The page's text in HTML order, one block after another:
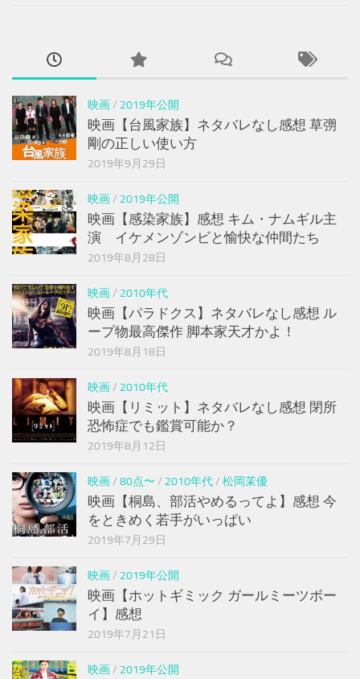
映画/ 2019年公開
映画【台風家族】ネタバレなし感想 草彅
剛の正しい使い方
2019年9月29日
映画/ 2019年公開
映画【感染家族】感想 キム・ナムギル主
演 イケメンゾンビと愉快な仲間たち
2019年8月28日
映画/ 2010年代
映画【パラドクス】ネタバレなし感想 ル
ープ物最高傑作 脚本家天才かよ！
2019年8月18日
映画/ 2010年代
映画【リミット】ネタバレなし感想 閉所
恐怖症でも鑑賞可能か？
2019年8月12日
映画/ 80点〜 / 2010年代/ 松岡茉優
映画【桐島、部活やめるってよ】感想 今
をときめく若手がいっぱい
2019年7月29日
映画/ 2019年公開
映画【ホットギミック ガールミーツボー
イ】感想
2019年7月21日
映画/ 2019年公開